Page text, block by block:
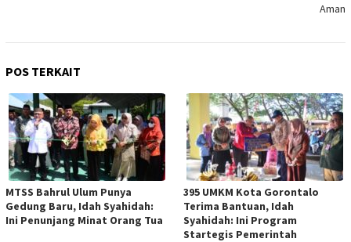
Aman
POS TERKAIT
MTSS Bahrul Ulum Punya
Gedung Baru, Idah Syahidah:
Ini Penunjang Minat Orang Tua
395 UMKM Kota Gorontalo
Terima Bantuan, Idah
Syahidah: Ini Program
Startegis Pemerintah